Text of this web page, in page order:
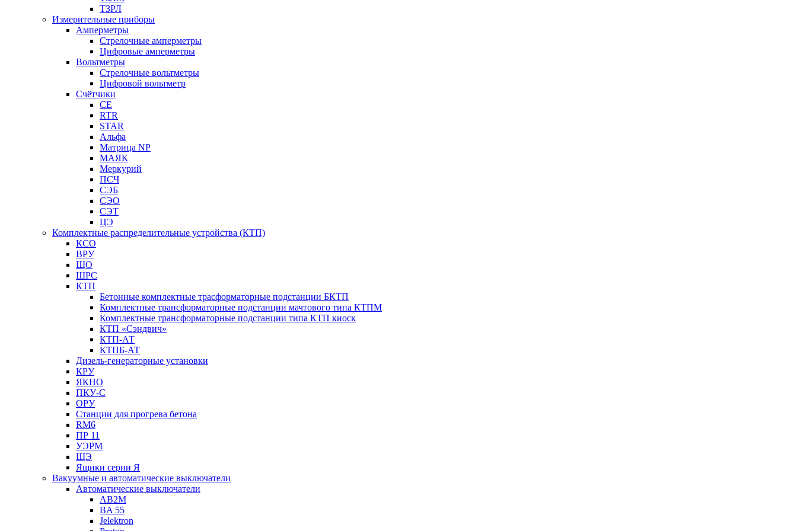
ТЗРЛ
Измерительные приборы
Амперметры
Стрелочные амперметры
Цифровые амперметры
Вольтметры
Стрелочные вольтметры
Цифровой вольтметр
Счётчики
CE
RTR
STAR
Альфа
Матрица NP
МАЯК
Меркурий
ПСЧ
СЭБ
СЭО
СЭТ
ЦЭ
Комплектные распределительные устройства (КТП)
КСО
ВРУ
ЩО
ШРС
КТП
Бетонные комплектные трасформаторные подстанции БКТП
Комплектные трансформаторные подстанции мачтового типа КТПМ
Комплектные трансформаторные подстанции типа КТП киоск
КТП «Сэндвич»
КТП-АТ
КТПБ-АТ
Дизель-генераторные установки
КРУ
ЯКНО
ПКУ-С
ОРУ
Станции для прогрева бетона
RM6
ПР 11
УЭРМ
ЩЭ
Ящики серии Я
Вакуумные и автоматические выключатели
Автоматические выключатели
AB2M
BA 55
Jelektron